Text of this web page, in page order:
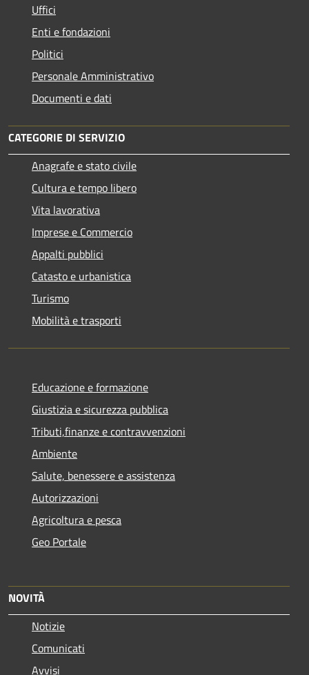
Uffici
Enti e fondazioni
Politici
Personale Amministrativo
Documenti e dati
CATEGORIE DI SERVIZIO
Anagrafe e stato civile
Cultura e tempo libero
Vita lavorativa
Imprese e Commercio
Appalti pubblici
Catasto e urbanistica
Turismo
Mobilità e trasporti
Educazione e formazione
Giustizia e sicurezza pubblica
Tributi,finanze e contravvenzioni
Ambiente
Salute, benessere e assistenza
Autorizzazioni
Agricoltura e pesca
Geo Portale
NOVITÀ
Notizie
Comunicati
Avvisi